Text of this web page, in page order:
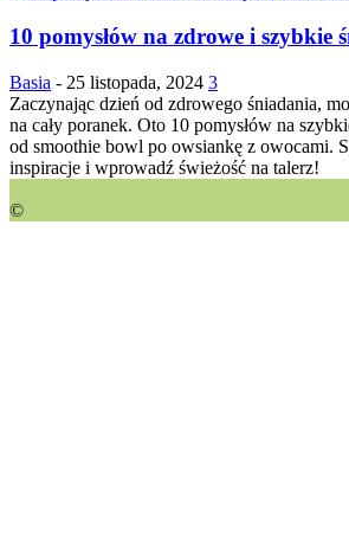
10 pomysłów na zdrowe i szybkie
Basia - 25 listopada, 2024 3
Zaczynając dzień od zdrowego śniadania,
na cały poranek. Oto 10 pomysłów na
od smoothie bowl po owsiankę z owocami.
inspiracje i wprowadź świeżość na talerz!
©